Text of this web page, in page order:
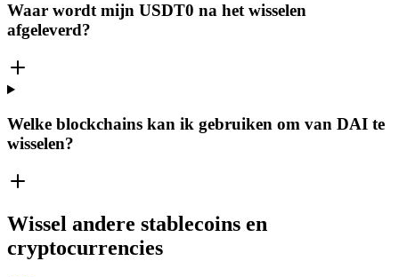
Waar wordt mijn USDT0 na het wisselen
afgeleverd?
Welke blockchains kan ik gebruiken om van DAI te
wisselen?
Wissel andere stablecoins en
cryptocurrencies